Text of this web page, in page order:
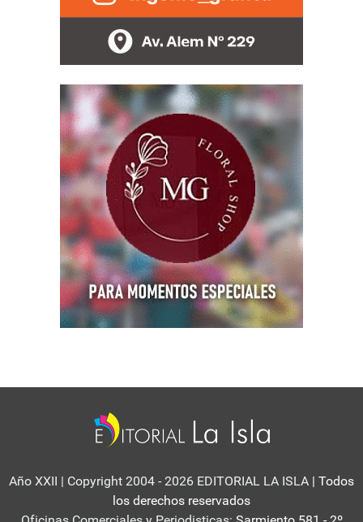
Año XXII | Copyright 2004 - 2026 EDITORIAL LA ISLA | Todos
los derechos reservados